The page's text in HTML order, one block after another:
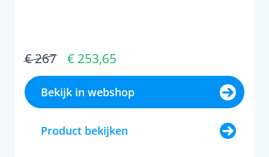
€ 267 € 253,65
Bekijk in webshop
Product bekijken